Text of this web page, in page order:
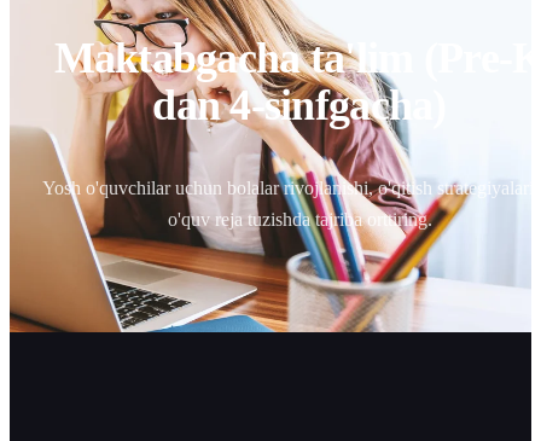
Maktabgacha ta'lim (Pre-
dan 4-sinfgacha)
Yosh o'quvchilar uchun bolalar rivojlanishi, o'qitish strategiyalari
o'quv reja tuzishda tajriba orttiring.